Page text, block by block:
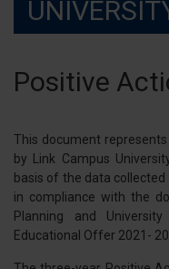
Positive
This document
by Link Campus
basis of the data collected
in compliance with the
Planning and
Educational Offer 2021-